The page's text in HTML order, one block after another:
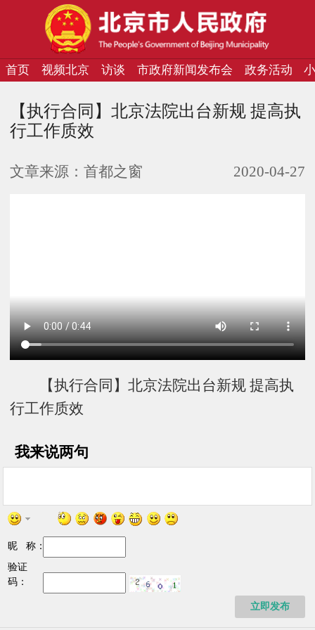
首页 视频北京 访谈 市政府新闻发布会 政务活动
【执行合同】北京法院出台新规 提高执
行工作质效
文章来源： 首都之窗 2020-04-27
【执行合同】北京法院出台新规 提高执
行工作质效
我来说两句
昵 称：
验证
码：
立即发布